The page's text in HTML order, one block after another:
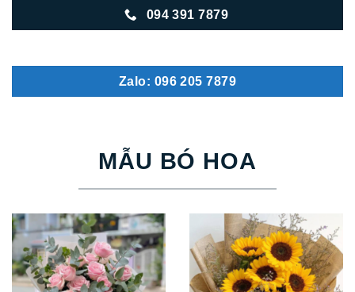
094 391 7879
Zalo: 096 205 7879
MẪU BÓ HOA